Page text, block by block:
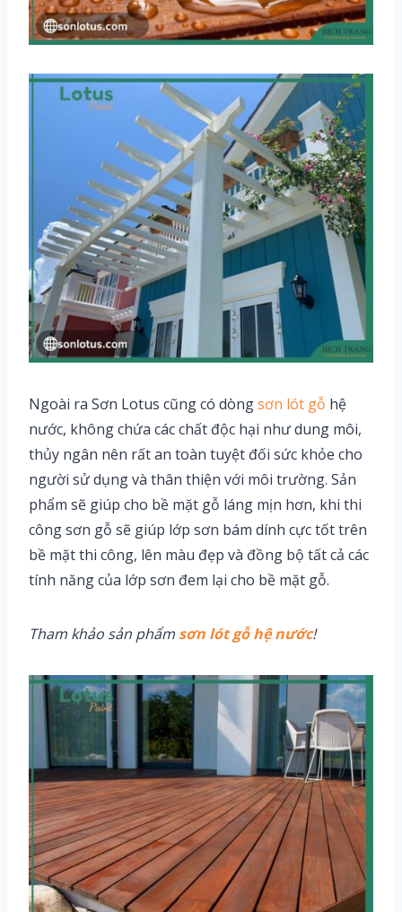
Ngoài ra Sơn Lotus cũng có dòngsơn lót gỗ hệ
nước, không chứa các chất độc hại như dung môi,
thủy ngân nên rất an toàn tuyệt đối sức khỏe cho
người sử dụng và thân thiện với môi trường. Sản
phẩm sẽ giúp cho bề mặt gỗ láng mịn hơn, khi thi
công sơn gỗ sẽ giúp lớp sơn bám dính cực tốt trên
bề mặt thi công, lên màu đẹp và đồng bộ tất cả các
tính năng của lớp sơn đem lại cho bề mặt gỗ.
Tham khảo sản phẩm sơn lót gỗ hệ nước!